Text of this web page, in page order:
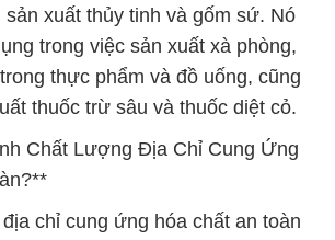
sản xuất thủy tinh và gốm sứ. Nó
trong việc sản xuất xà phòng,
thực phẩm và đồ uống, cũng
thuốc trừ sâu và thuốc diệt cỏ.
Chất Lượng Địa Chỉ Cung Ứng
chỉ cung ứng hóa chất an toàn